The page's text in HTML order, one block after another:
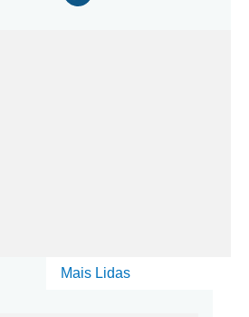
Mais Lidas